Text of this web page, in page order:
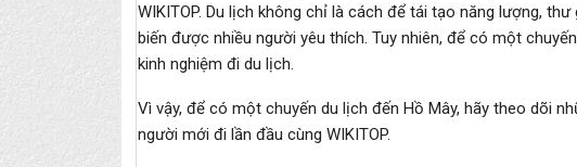
WIKITOP. Du lịch không chỉ là cách để tái tạo năng lượng,
biến được nhiều người yêu thích. Tuy nhiên, để có một
kinh nghiệm đi du lịch.
Vì vậy, để có một chuyến du lịch đến Hồ Mây, hãy theo dõi
người mới đi lần đầu cùng WIKITOP.